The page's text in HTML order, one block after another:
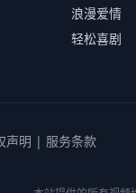
浪漫爱情
轻松喜剧
声明 | 服务条款